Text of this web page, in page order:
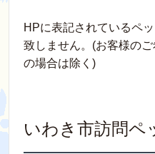
HPに表記されているペ
致しません。(お客様の
の場合は除く)
いわき市訪問ペ